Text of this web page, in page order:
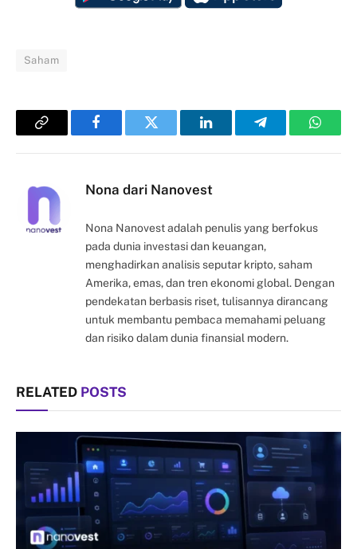
Saham
Copy
FacebookTwitter LinkedInTelegram
Nona dari Nanovest
Nona Nanovest adalah penulis yang berfokus
pada dunia investasi dan keuangan,
menghadirkan analisis seputar kripto, saham
Amerika, emas, dan tren ekonomi global. Dengan
pendekatan berbasis riset, tulisannya dirancang
untuk membantu pembaca memahami peluang
dan risiko dalam dunia finansial modern.
RELATED POSTS